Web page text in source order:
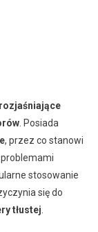
rozjaśniające
. Posiada
, przez co stanowi
stosowanie
się do
tłustej